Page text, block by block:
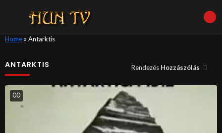
Home» Antarktis
ANTARKTIS Rendezés Hozzászólás
00